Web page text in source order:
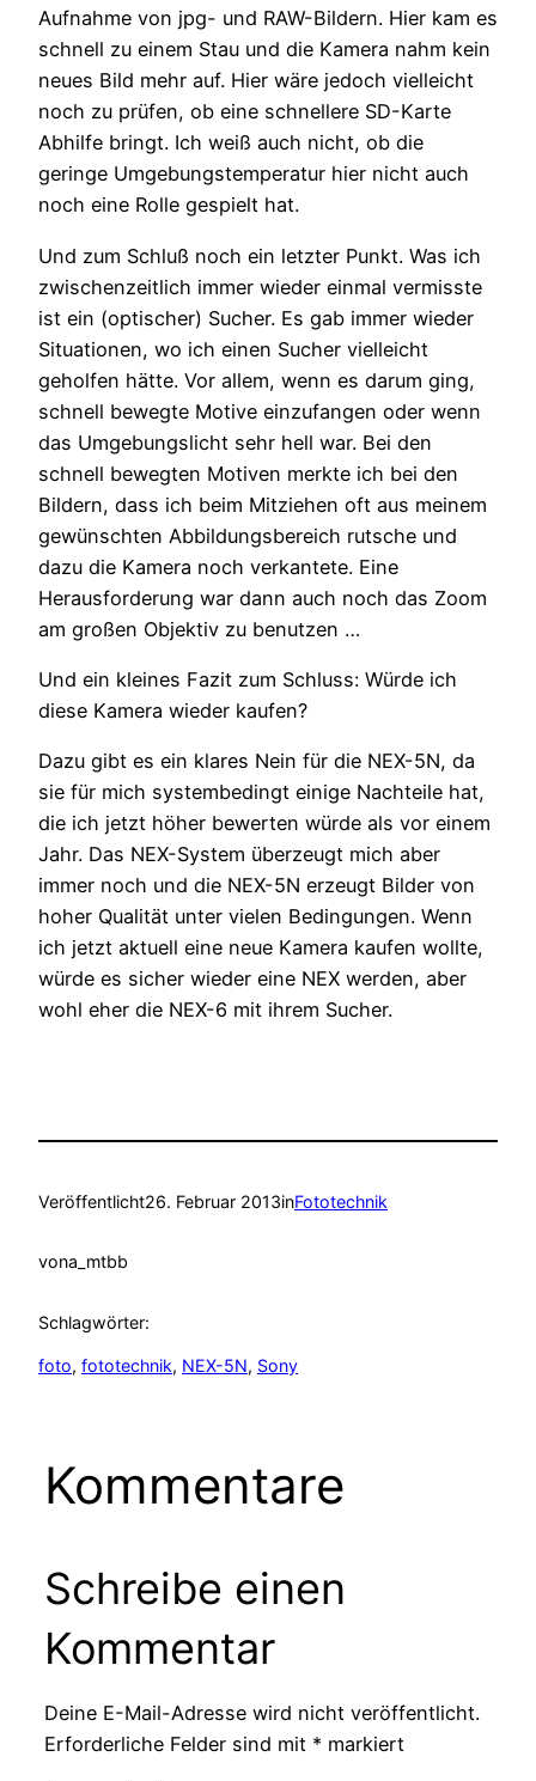
Aufnahme von jpg- und RAW-Bildern. Hier kam es
schnell zu einem Stau und die Kamera nahm kein
neues Bild mehr auf. Hier wäre jedoch vielleicht
noch zu prüfen, ob eine schnellere SD-Karte
Abhilfe bringt. Ich weiß auch nicht, ob die
geringe Umgebungstemperatur hier nicht auch
noch eine Rolle gespielt hat.
Und zum Schluß noch ein letzter Punkt. Was ich
zwischenzeitlich immer wieder einmal vermisste
ist ein (optischer) Sucher. Es gab immer wieder
Situationen, wo ich einen Sucher vielleicht
geholfen hätte. Vor allem, wenn es darum ging,
schnell bewegte Motive einzufangen oder wenn
das Umgebungslicht sehr hell war. Bei den
schnell bewegten Motiven merkte ich bei den
Bildern, dass ich beim Mitziehen oft aus meinem
gewünschten Abbildungsbereich rutsche und
dazu die Kamera noch verkantete. Eine
Herausforderung war dann auch noch das Zoom
am großen Objektiv zu benutzen …
Und ein kleines Fazit zum Schluss: Würde ich
diese Kamera wieder kaufen?
Dazu gibt es ein klares Nein für die NEX-5N, da
sie für mich systembedingt einige Nachteile hat,
die ich jetzt höher bewerten würde als vor einem
Jahr. Das NEX-System überzeugt mich aber
immer noch und die NEX-5N erzeugt Bilder von
hoher Qualität unter vielen Bedingungen. Wenn
ich jetzt aktuell eine neue Kamera kaufen wollte,
würde es sicher wieder eine NEX werden, aber
wohl eher die NEX-6 mit ihrem Sucher.
Veröffentlicht26. Februar 2013inFototechnik
vona_mtbb
Schlagwörter:
foto, fototechnik, NEX-5N, Sony
Kommentare
Schreibe einen
Kommentar
Deine E-Mail-Adresse wird nicht veröffentlicht.
Erforderliche Felder sind mit * markiert